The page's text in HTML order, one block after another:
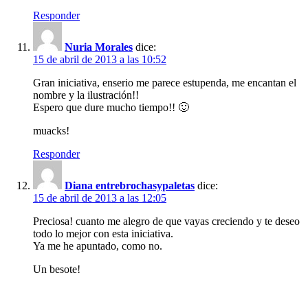
Responder
Nuria Morales dice:
15 de abril de 2013 a las 10:52
Gran iniciativa, enserio me parece estupenda, me encantan el
nombre y la ilustración!!
Espero que dure mucho tiempo!! 🙂
muacks!
Responder
Diana entrebrochasypaletas dice:
15 de abril de 2013 a las 12:05
Preciosa! cuanto me alegro de que vayas creciendo y te deseo
todo lo mejor con esta iniciativa.
Ya me he apuntado, como no.
Un besote!